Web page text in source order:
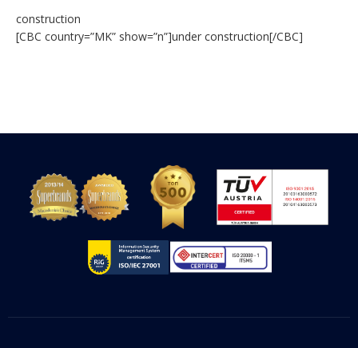
construction
[CBC country=”MK” show=”n”]under construction[/CBC]